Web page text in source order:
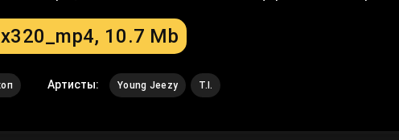
10.7 Mb
Артисты: Young Jeezy T.I.